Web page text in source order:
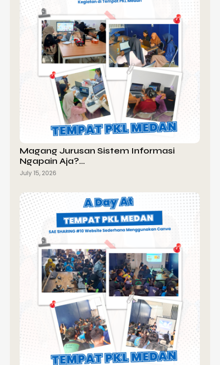
Magang Jurusan Sistem Informasi
Ngapain Aja?…
July 15, 2026